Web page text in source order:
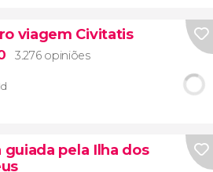
viagem Civitatis
3.276 opiniões
guiada pela Ilha dos